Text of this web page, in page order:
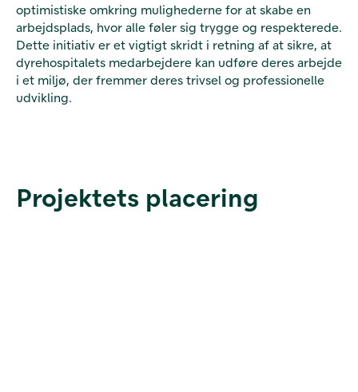
optimistiske omkring mulighederne for at skabe en
arbejdsplads, hvor alle føler sig trygge og respekterede.
Dette initiativ er et vigtigt skridt i retning af at sikre, at
dyrehospitalets medarbejdere kan udføre deres arbejde
i et miljø, der fremmer deres trivsel og professionelle
udvikling.
Projektets placering